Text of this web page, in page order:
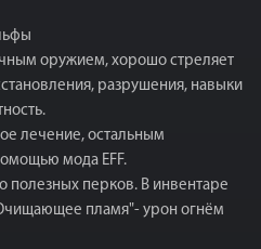
оружием, хорошо стреляет
разрушения, навыки
лечение, остальным
мода EFF.
полезных перков. В инвентаре
пламя"- урон огнём